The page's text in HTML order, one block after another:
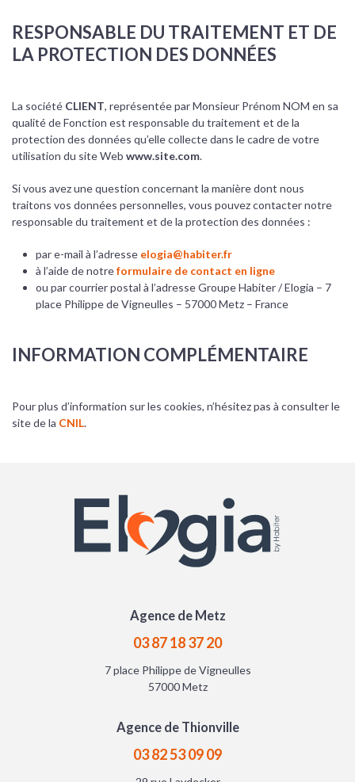
RESPONSABLE DU TRAITEMENT ET DE
LA PROTECTION DES DONNÉES
La société CLIENT, représentée par Monsieur Prénom NOM en sa
qualité de Fonction est responsable du traitement et de la
protection des données qu’elle collecte dans le cadre de votre
utilisation du site Web www.site.com.
Si vous avez une question concernant la manière dont nous
traitons vos données personnelles, vous pouvez contacter notre
responsable du traitement et de la protection des données :
par e-mail à l’adresse elogia@habiter.fr
à l’aide de notreformulaire de contact en ligne
ou par courrier postal à l’adresse Groupe Habiter / Elogia – 7
place Philippe de Vigneulles – 57000 Metz – France
INFORMATION COMPLÉMENTAIRE
Pour plus d’information sur les cookies, n’hésitez pas à consulter le
site de la CNIL.
Agence de Metz
03 87 18 37 20
7 place Philippede Vigneulles
57000 Metz
Agence de Thionville
03 82 53 09 09